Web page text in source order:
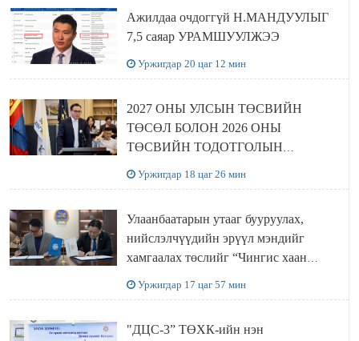
Ажилдаа очдоггүй Н.МАНДУУЛЫГ
7,5 саяар УРАМШУУЛЖЭЭ
Уржигдар 20 цаг 12 мин
2027 ОНЫ УЛСЫН ТӨСВИЙН
ТӨСӨЛ БОЛОН 2026 ОНЫ
ТӨСВИЙН ТОДОТГОЛЫН
Уржигдар 18 цаг 26 мин
Улаанбаатарын утааг бууруулах,
нийслэлчүүдийн эрүүл мэндийг
хамгаалах төслийг “Чингис хаан
Уржигдар 17 цаг 57 мин
"ДЦС-3” ТӨХК-ийн нэн